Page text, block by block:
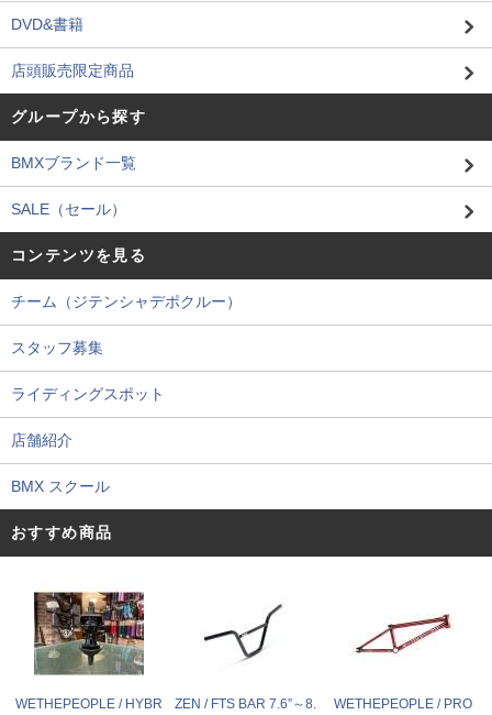
DVD&書籍
店頭販売限定商品
グループから探す
BMXブランド一覧
SALE（セール）
コンテンツを見る
チーム（ジテンシャデポクルー）
スタッフ募集
ライディングスポット
店舗紹介
BMX スクール
おすすめ商品
WETHEPEOPLE / HYBR
ZEN / FTS BAR 7.6”～8.
WETHEPEOPLE / PRO